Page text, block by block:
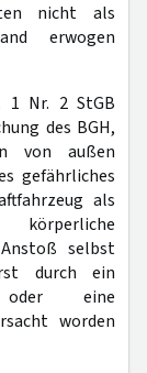
nicht als
erwogen
1 Nr. 2 StGB
des BGH,
von außen
gefährliches
als
selbst
durch ein
oder eine
worden